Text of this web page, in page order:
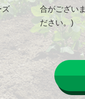
ズ
合がござい
ださい。)